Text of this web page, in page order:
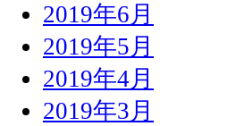
2019年6月
2019年5月
2019年4月
2019年3月